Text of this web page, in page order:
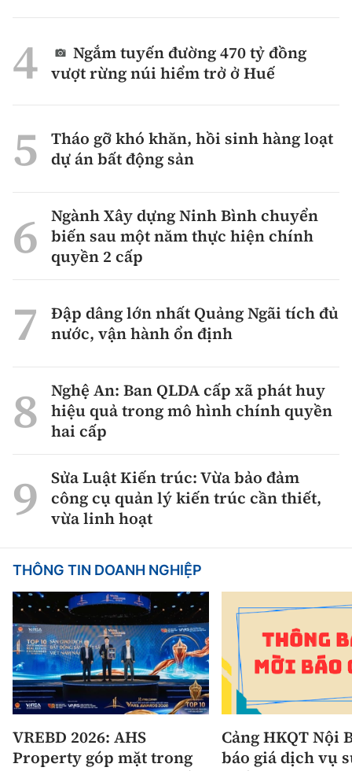
Ngắm tuyến đường 470 tỷ đồng
vượt rừng núi hiểm trở ở Huế
Tháo gỡ khó khăn, hồi sinh hàng loạt
dự án bất động sản
Ngành Xây dựng Ninh Bình chuyển
biến sau một năm thực hiện chính
quyền 2 cấp
Đập dâng lớn nhất Quảng Ngãi tích đủ
nước, vận hành ổn định
Nghệ An: Ban QLDA cấp xã phát huy
hiệu quả trong mô hình chính quyền
hai cấp
Sửa Luật Kiến trúc: Vừa bảo đảm
công cụ quản lý kiến trúc cần thiết,
vừa linh hoạt
THÔNG TIN DOANH NGHIỆP
VREBD 2026: AHS
Property góp mặt trong
Cảng HKQT Nội
báo giá dịch vụ